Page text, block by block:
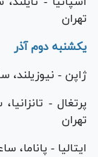
تهران
یکشنبه دوم آذر
ژاپن - نیوزیلند، ساعت ۱۲ به وقت محلی و ۷:۳۰
تهران
ایتالیا - پاناما، ساعت ۱۷ به وقت محلی و ۱۲:۳۰ به